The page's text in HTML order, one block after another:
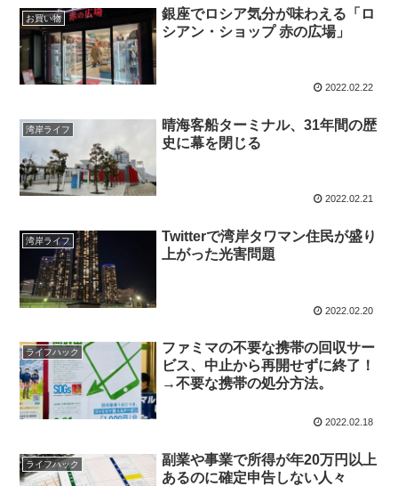
お買い物
銀座でロシア気分が味わえる「ロ
シアン・ショップ 赤の広場」
2022.02.22
湾岸ライフ
晴海客船ターミナル、31年間の歴
史に幕を閉じる
2022.02.21
湾岸ライフ
Twitterで湾岸タワマン住民が盛り
上がった光害問題
2022.02.20
ライフハック
ファミマの不要な携帯の回収サー
ビス、中止から再開せずに終了！
→不要な携帯の処分方法。
2022.02.18
ライフハック
副業や事業で所得が年20万円以上
あるのに確定申告しない人々